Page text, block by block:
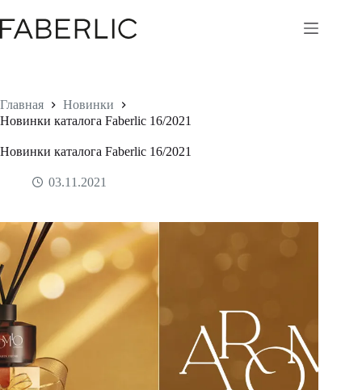
к
сути
Главная
Новинки
Новинки каталога Faberlic 16/2021
Новинки каталога Faberlic 16/2021
03.11.2021